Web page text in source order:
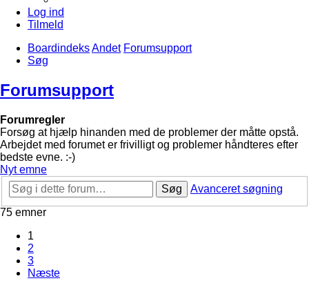
Log ind
Tilmeld
BoardindeksAndet Forumsupport
Søg
Forumsupport
Forumregler
Forsøg at hjælp hinanden med de problemer der måtte opstå.
Arbejdet med forumet er frivilligt og problemer håndteres efter
bedste evne. :-)
Nyt emne
Søg
Avanceret søgning
75 emner
1
2
3
Næste